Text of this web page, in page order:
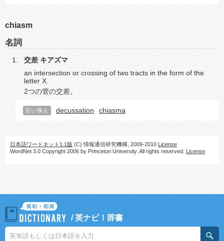
chiasm
名詞
交差 キアズマ
an intersection or crossing of two tracts in the form of the
letter X.
2つの管の交差。
言い換え decussation chiasma
日本語ワードネット1.1版 (C) 情報通信研究機構, 2009-2010 License
WordNet 3.0 Copyright 2006 by Princeton University. All rights reserved. License
/英ナビ！辞書